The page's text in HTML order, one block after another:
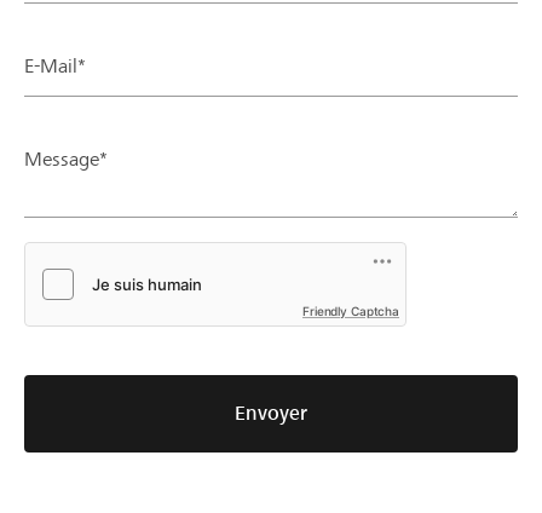
E-Mail*
Message*
Friendly Captcha
Envoyer